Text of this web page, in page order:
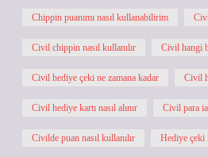
Chippin puanımı nasıl kullanabilirim
Civil chippin nasıl kullanılır Civil hangi
Civil hediye çeki ne zamana kadar Civil
Civil hediye kartı nasıl alınır Civil para
Civilde puan nasıl kullanılır Hediye